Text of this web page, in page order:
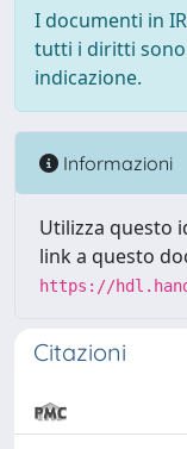
I documenti in
tutti i diritti sono
indicazione.
Informazioni
Utilizza questo
link a questo
https://
Citazioni